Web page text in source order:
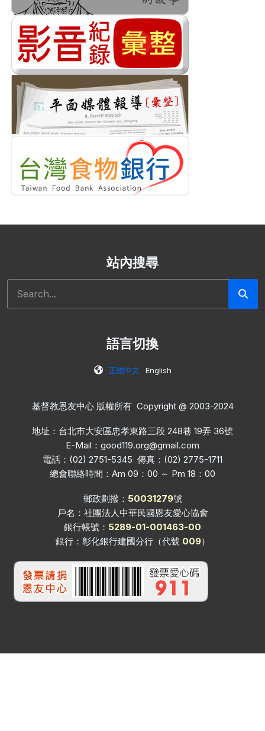
站內搜尋
語言切換
正體中文 English
基督教恩友中心 版權所有 Copyright @ 2003-2024
地址：台北市大安區忠孝東路三段 248巷 19弄 36號
E-Mail： good119.org@gmail.com
電話：(02) 2751-5345 傳真：(02) 2775-1711
總會聯絡時間：Am 09：00 ～ Pm 18：00
郵政劃撥： 50031279號
戶名：社團法人中華民國恩友愛心協會
銀行帳號： 5289-01-001463-00
銀行：彰化銀行建國分行（代號 009）